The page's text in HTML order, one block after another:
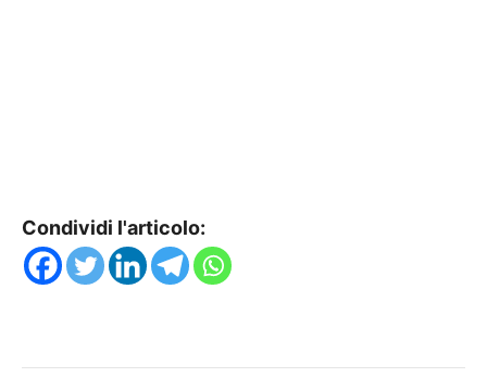
Condividi l'articolo: